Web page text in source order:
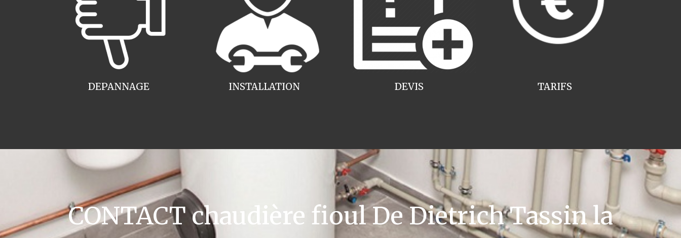
INSTALLATION
DEPANNAGE TARIFS
DEVIS
CONTACT chaudière fioul De Dietrich Tassin la